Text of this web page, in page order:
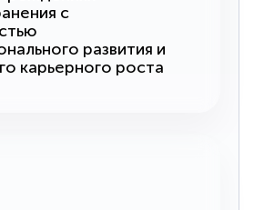
с
развития и
карьерного роста